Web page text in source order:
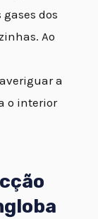
dos
Ao
a
o interior